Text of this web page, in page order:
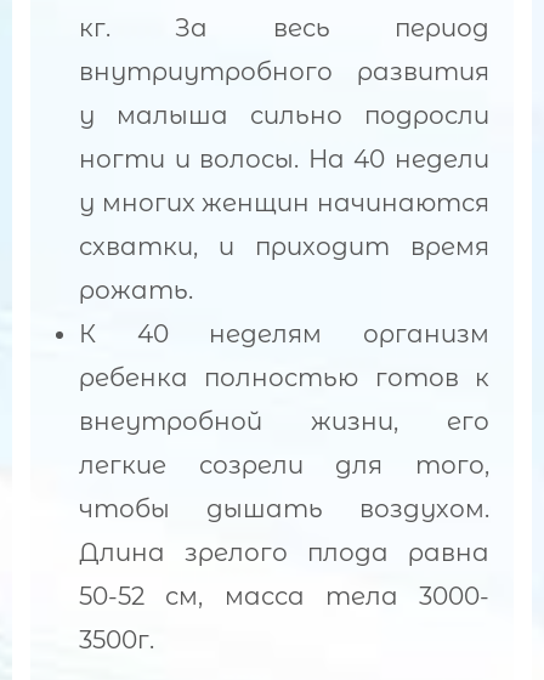
кг. За весь период
внутриутробного развития
у малыша сильно подросли
ногти и волосы. На 40 недели
у многих женщин начинаются
схватки, и приходит время
рожать.
К 40 неделям организм
ребенка полностью готов к
внеутробной жизни, его
легкие созрели для того,
чтобы дышать воздухом.
Длина зрелого плода равна
50-52 см, масса тела 3000-
3500г.